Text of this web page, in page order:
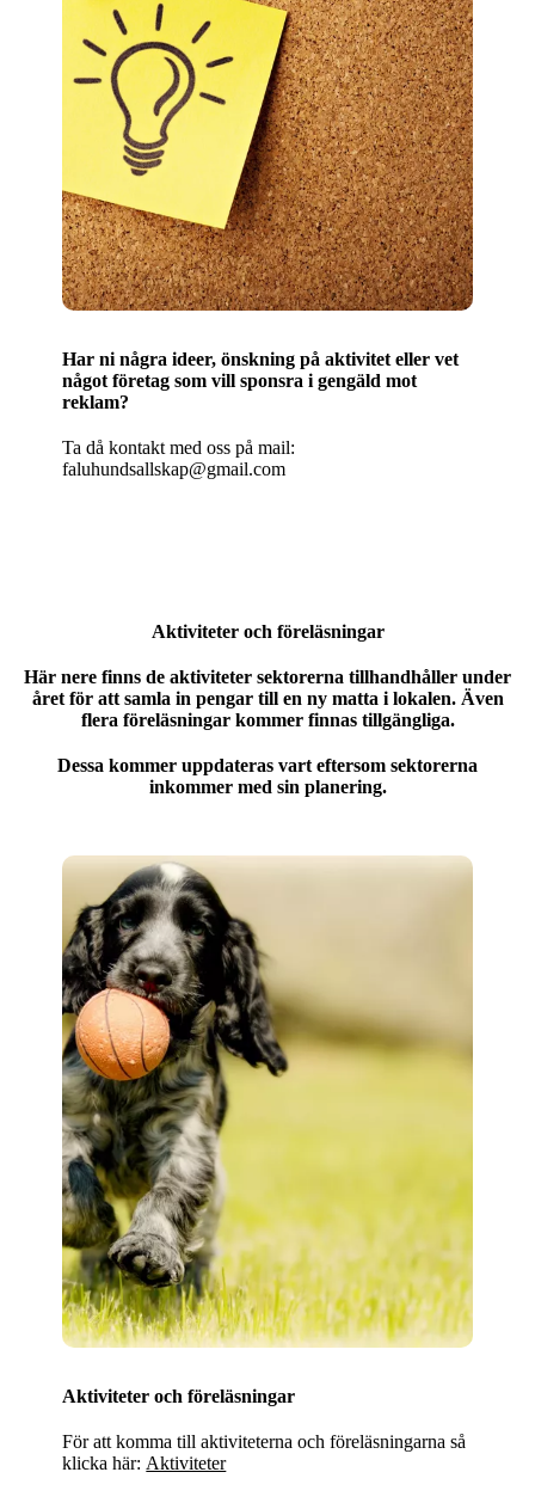
Har ni några ideer, önskning på aktivitet eller vet
något företag som vill sponsra i gengäld mot
reklam?
Ta då kontakt med oss på mail:
faluhundsallskap@gmail.com
Aktiviteter och föreläsningar
Här nere finns de aktiviteter sektorerna tillhandhåller under
året för att samla in pengar till en ny matta i lokalen. Även
flera föreläsningar kommer finnas tillgängliga.
Dessa kommer uppdateras vart eftersom sektorerna
inkommer med sin planering.
Aktiviteter och föreläsningar
För att komma till aktiviteterna och föreläsningarna så
klicka här: Aktiviteter